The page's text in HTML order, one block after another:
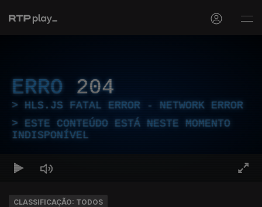
ERRO 204
HLS.JS FATAL ERROR - NETWORK ERROR
ESTE CONTEÚDO ESTÁ NESTE MOMENTO
INDISPONÍVEL
CLASSIFICAÇÃO: TODOS